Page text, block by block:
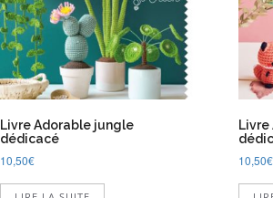
Livre Adorable jungle
dédicacé
10,50€
Livre
10,50€